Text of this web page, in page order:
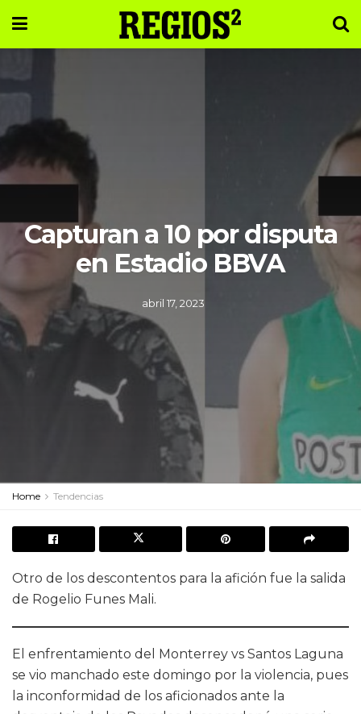
Capturan a 10 por disputa
en Estadio BBVA
abril 17, 2023
Home Tendencias
Otro de los descontentos para la afición fue la salida
de Rogelio Funes Mali.
El enfrentamiento del Monterrey vs Santos Laguna
se vio manchado este domingo por la violencia, pues
la inconformidad de los aficionados ante la